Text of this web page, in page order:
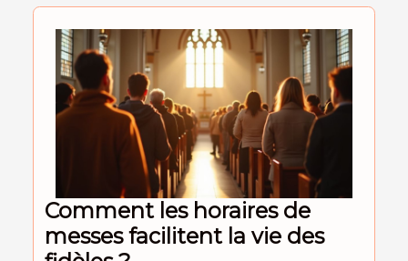
Comment les horaires de
messes facilitent la vie des